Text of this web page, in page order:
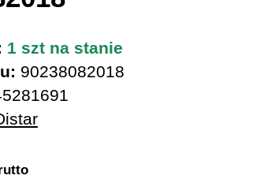
1 szt na stanie
90238082018